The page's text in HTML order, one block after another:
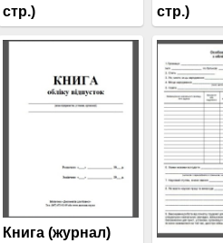
стр.)
стр.)
Книга (журнал)